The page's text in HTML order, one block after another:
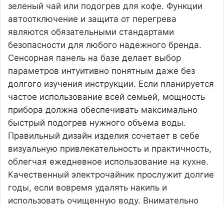
зеленый чай или подогрев для кофе. Функции
автоотключение и защита от перегрева
являются обязательными стандартами
безопасности для любого надежного бренда.
Сенсорная панель на базе делает выбор
параметров интуитивно понятным даже без
долгого изучения инструкции. Если планируется
частое использование всей семьей, мощность
прибора должна обеспечивать максимально
быстрый подогрев нужного объема воды.
Правильный дизайн изделия сочетает в себе
визуальную привлекательность и практичность,
облегчая ежедневное использование на кухне.
Качественный электрочайник прослужит долгие
годы, если вовремя удалять накипь и
использовать очищенную воду. Внимательно